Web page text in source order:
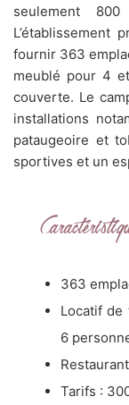
seulement
L’établissement
fournir 363
meublé pour 4
couverte. Le
installations
pataugeoire et
sportives et un
363
Locatif
6
Tarifs :